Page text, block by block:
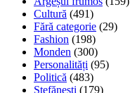
Cultură (491)
Fără categorie (29)
Fashion (198)
Monden (300)
Personalități (95)
Politică (483)
Ștefănești (179)